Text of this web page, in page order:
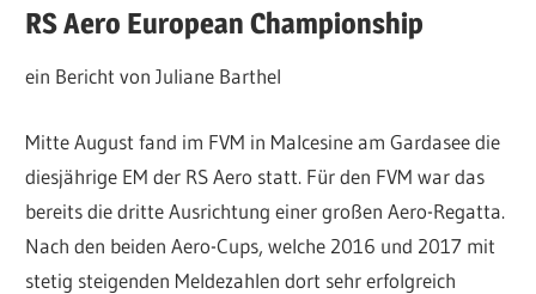
Aero
e.V.
RS Aero European Championship
ein Bericht von Juliane Barthel
Mitte August fand im FVM in Malcesine am Gardasee die
diesjährige EM der RS Aero statt. Für den FVM war das
bereits die dritte Ausrichtung einer großen Aero-Regatta.
Nach den beiden Aero-Cups, welche 2016 und 2017 mit
stetig steigenden Meldezahlen dort sehr erfolgreich